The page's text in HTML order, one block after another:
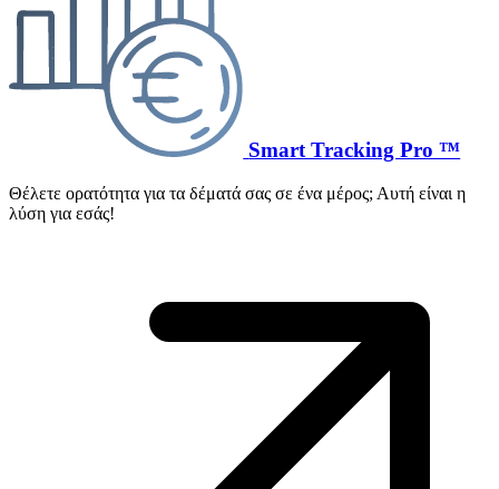
Smart Tracking Pro ™
Θέλετε ορατότητα για τα δέματά σας σε ένα μέρος; Αυτή είναι η
λύση για εσάς!